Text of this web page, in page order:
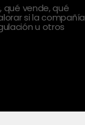
vende, qué
si la compañía
u otros